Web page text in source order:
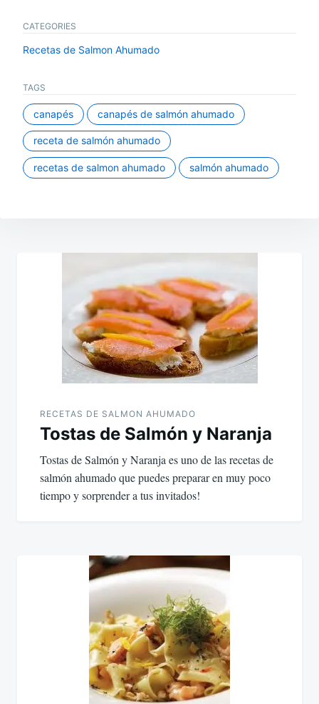
CATEGORIES
Recetas de Salmon Ahumado
TAGS
canapés canapés de salmón ahumado
receta de salmón ahumado
recetas de salmon ahumado salmón ahumado
Navegación
entradas
RECETAS DE SALMON AHUMADO
Tostas de Salmón y Naranja
Tostas de Salmón y Naranja es uno de las recetas de
salmón ahumado que puedes preparar en muy poco
tiempo y sorprender a tus invitados!